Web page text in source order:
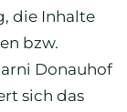
die Inhalte
bzw.
Donauhof
sich das